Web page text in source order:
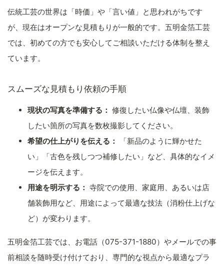
伝統工芸の世界は「時価」や「言い値」と思われがちです
が、現在はオープンな見積もりが一般的です。五明金箔工芸
では、初めての方でも安心してご相談いただける体制を整え
ています。
スムーズな見積もり依頼の手順
現状の写真を準備する： 修復したい仏像や仏壇、装飾
したい箇所の写真を数枚撮影してください。
希望の仕上がりを伝える：
「新品のように輝かせた
い」「古色を残しつつ補修したい」など、具体的なイメ
ージを伝えます。
用途を明示する： 寺院での使用、家庭用、あるいは店
舗装飾用など、用途によって最適な技法（消粉仕上げな
ど）が変わります。
五明金箔工芸では、お電話（075-371-1880）やメールでの事
前相談を随時受け付けており、専門的な視点から最適なプラ